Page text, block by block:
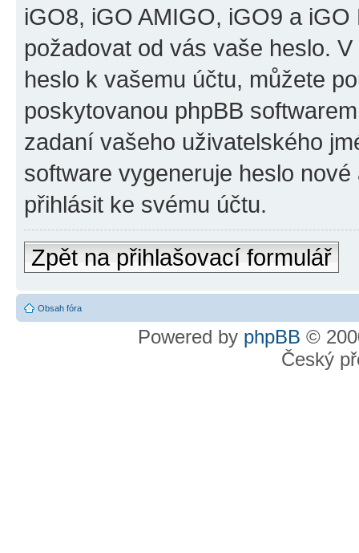
iGO8, iGO AMIGO, iGO9 a
požadovat od vás vaše heslo.
heslo k vašemu účtu, můžete
poskytovanou phpBB
zadaní vašeho uživatelského
software vygeneruje heslo
přihlásit ke svému účtu.
Zpět na přihlašovací formulář
Obsah fóra
Powered by phpBB ©
Český